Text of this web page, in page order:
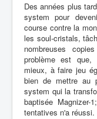
Des années plus
system pour
course contre la
les soul-cristals,
nombreuses
problème est
mieux, à faire jeu
bien de mettre au
system qui la
baptisée
tentatives n'a réussi.